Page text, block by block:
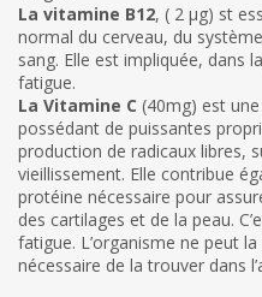
La vitamine B12, ( 2 µg) st
normal du cerveau, du
sang. Elle est impliquée, dans
fatigue.
La Vitamine C (40mg) est
possédant de puissantes
production de radicaux libres,
vieillissement. Elle contribue
protéine nécessaire pour
des cartilages et de la peau.
fatigue. L’organisme ne peut
nécessaire de la trouver dans